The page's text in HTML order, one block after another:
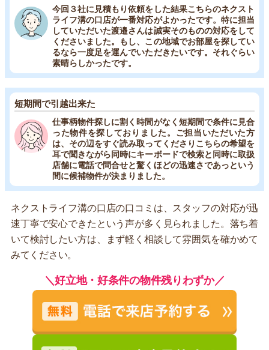
今回３社に見積もり依頼をした結果こちらのネクスト
ライフ溝の口店が一番対応がよかったです。特に担当
していただいた渡邉さんは誠実そのものの対応をして
くださいました。もし、この地域でお部屋を探してい
るなら一度足を運んでいただきたいです。それぐらい
素晴らしかったです。
短期間で引越出来た
仕事柄物件探しに割く時間がなく短期間で条件に見合
った物件を探しておりました。ご担当いただいた方
は、その辺をすぐ読み取ってくださりこちらの希望を
耳で聞きながら同時にキーボードで検索と同時に取扱
店舗に電話で問合せと驚くほどの迅速さであっという
間に候補物件が決まりました。
ネクストライフ溝の口店の口コミは、スタッフの対応が迅
速丁寧で安心できたという声が多く見られました。落ち着
いて検討したい方は、まず軽く相談して雰囲気を確かめて
みてください。
＼好立地・好条件の物件残りわずか／